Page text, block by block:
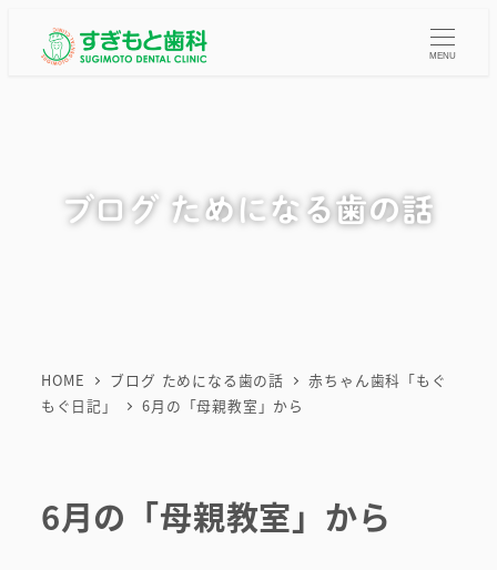
MENU
ブログ ためになる歯の話
HOME ブログ ためになる歯の話
赤ちゃん歯科「もぐ
もぐ日記」
6月の「母親教室」から
6月の「母親教室」から